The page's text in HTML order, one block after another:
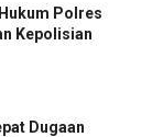
Polres
Kepolisian
Dugaan